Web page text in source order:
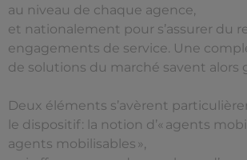
au niveau de chaque agence,
et nationalement pour s’assurer du
engagements de service. Une
de solutions du marché savent alors
Deux éléments s’avèrent
le dispositif : la notion d’« agents
agents mobilisables »,